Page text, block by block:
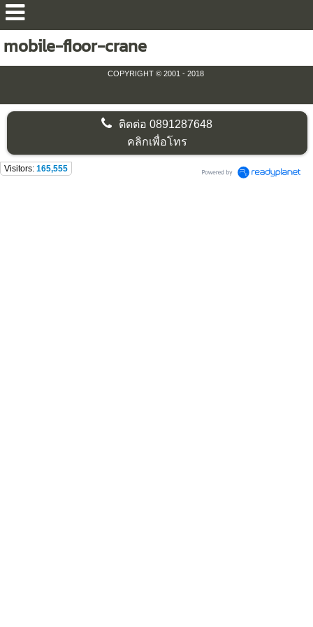
mobile-floor-crane
COPYRIGHT © 2001 - 2018
ติดต่อ0891287648
คลิกเพื่อโทร
Visitors: 165,555